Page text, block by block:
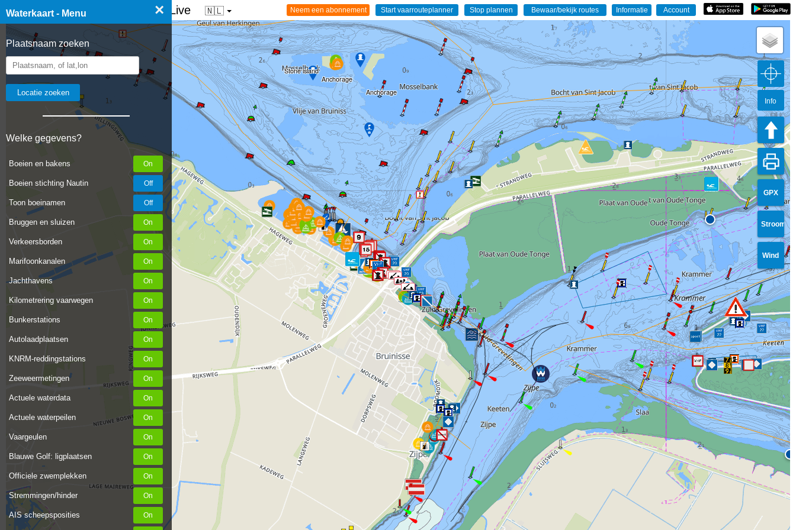
Waterkaart - Menu ×
Plaatsnaam zoeken
Welke gegevens?
Boeien en bakens
Boeien stichting Nautin
Toon boeinamen
Bruggen en sluizen
Verkeersborden
Marifoonkanalen
Jachthavens
Kilometrering vaarwegen
Bunkerstations
Autolaadplaatsen
KNRM-reddingstations
Zeeweermetingen
Actuele waterdata
Actuele waterpeilen
Vaargeulen
Blauwe Golf: ligplaatsen
Officiele zwemplekken
Stremmingen/hinder
AIS scheepsposities
☰ Waterkaart van Nederland - Live 🇳🇱
GPX
Stroom
Wind
Anchorage
Anchorage
Stone island
Info